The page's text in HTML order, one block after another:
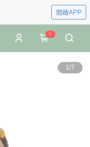
開啟APP
0
1/7